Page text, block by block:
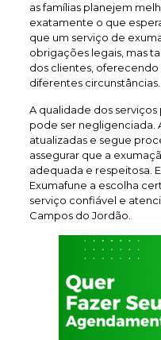
as famílias planejem
exatamente o que
que um serviço de
obrigações legais, mas
dos clientes,
diferentes circunstâncias.
A qualidade dos
pode ser negligenciada.
atualizadas e segue
assegurar que a
adequada e respeitosa.
Exumafune a escolha
serviço confiável e
Campos do Jordão.